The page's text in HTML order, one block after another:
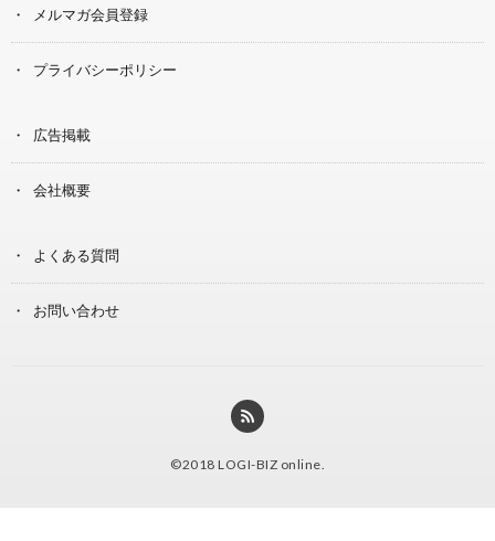
メルマガ会員登録
プライバシーポリシー
広告掲載
会社概要
よくある質問
お問い合わせ
©2018 LOGI-BIZ online.